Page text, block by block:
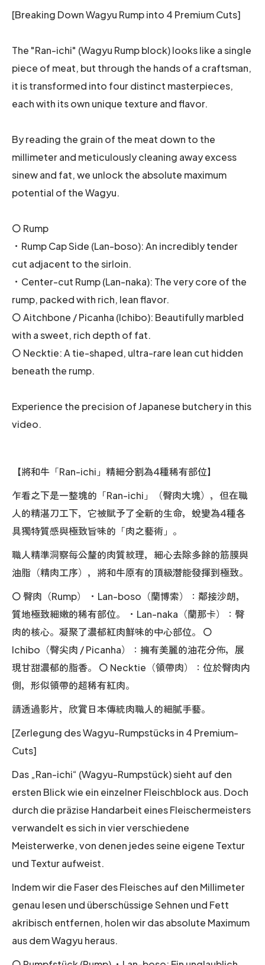
[Breaking Down Wagyu Rump into 4 Premium Cuts]
The "Ran-ichi" (Wagyu Rump block) looks like a single
piece of meat, but through the hands of a craftsman,
it is transformed into four distinct masterpieces,
each with its own unique texture and flavor.
By reading the grain of the meat down to the
millimeter and meticulously cleaning away excess
sinew and fat, we unlock the absolute maximum
potential of the Wagyu.
〇 Rump
・Rump Cap Side (Lan-boso): An incredibly tender
cut adjacent to the sirloin.
・Center-cut Rump (Lan-naka): The very core of the
rump, packed with rich, lean flavor.
〇 Aitchbone / Picanha (Ichibo): Beautifully marbled
with a sweet, rich depth of fat.
〇 Necktie: A tie-shaped, ultra-rare lean cut hidden
beneath the rump.
Experience the precision of Japanese butchery in this
video.
【將和牛「Ran-ichi」精細分割為4種稀有部位】
乍看之下是一整塊的「Ran-ichi」（臀肉大塊），但在職
人的精湛刀工下，它被賦予了全新的生命，蛻變為4種各
具獨特質感與極致旨味的「肉之藝術」。
職人精準洞察每公釐的肉質紋理，細心去除多餘的筋膜與
油脂（精肉工序），將和牛原有的頂級潛能發揮到極致。
〇 臀肉（Rump） ・Lan-boso（蘭博索）：鄰接沙朗，
質地極致細嫩的稀有部位。 ・Lan-naka（蘭那卡）：臀
肉的核心。凝聚了濃郁紅肉鮮味的中心部位。 〇
Ichibo（臀尖肉 / Picanha）：擁有美麗的油花分佈，展
現甘甜濃郁的脂香。 〇 Necktie（領帶肉）：位於臀肉内
側，形似領帶的超稀有紅肉。
請透過影片，欣賞日本傳統肉職人的細膩手藝。
[Zerlegung des Wagyu-Rumpstücks in 4 Premium-
Cuts]
Das „Ran-ichi“ (Wagyu-Rumpstück) sieht auf den
ersten Blick wie ein einzelner Fleischblock aus. Doch
durch die präzise Handarbeit eines Fleischermeisters
verwandelt es sich in vier verschiedene
Meisterwerke, von denen jedes seine eigene Textur
und Textur aufweist.
Indem wir die Faser des Fleisches auf den Millimeter
genau lesen und überschüssige Sehnen und Fett
akribisch entfernen, holen wir das absolute Maximum
aus dem Wagyu heraus.